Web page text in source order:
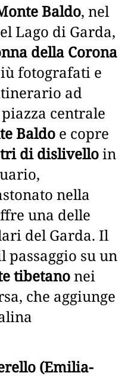
Baldo, nel
Lago di Garda,
della Corona
fotografati e
ad
centrale
Baldo e copre
di dislivelloin
nella
una delle
del Garda. Il
passaggio su un
tibetanonei
che aggiunge
(Emilia-